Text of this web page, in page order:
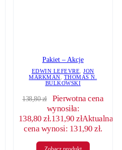
Pakiet – Akcje
EDWIN LEFEVRE ,JON
MARKMAN
THOMAS N.
BULKOWSKI
138,80zł
Pierwotna cena
wynosiła:
138,80 zł.131,90 złAktualna
cena wynosi: 131,90 zł.